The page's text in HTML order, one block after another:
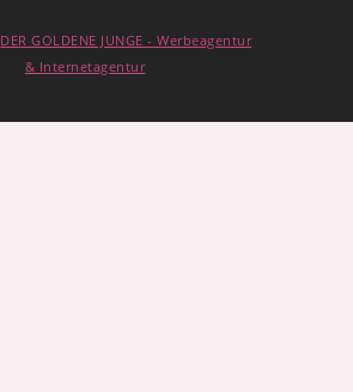
DER GOLDENE JUNGE - Werbeagentur
& Internetagentur